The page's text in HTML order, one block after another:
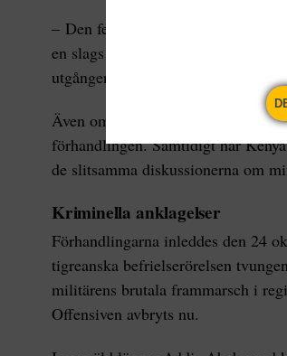
– Den federala myndigheten ska ta
en slags övergångsregering i
utgången av samtalen.
Även om AU stod som formell
förhandlingen. Samtidigt har
de slitsamma diskussionerna om
Kriminella anklagelser
Förhandlingarna inleddes den 24
tigreanska befrielserörelsen
militärens brutala frammarsch i
Offensiven avbryts nu.